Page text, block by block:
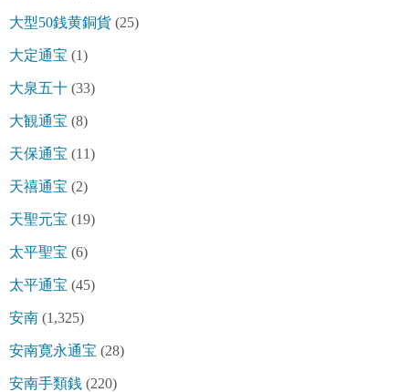
大型50銭黄銅貨 (25)
大定通宝 (1)
大泉五十 (33)
大観通宝 (8)
天保通宝 (11)
天禧通宝 (2)
天聖元宝 (19)
太平聖宝 (6)
太平通宝 (45)
安南 (1,325)
安南寛永通宝 (28)
安南手類銭 (220)